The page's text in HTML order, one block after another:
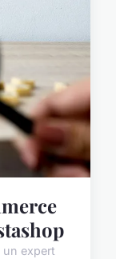
un expert